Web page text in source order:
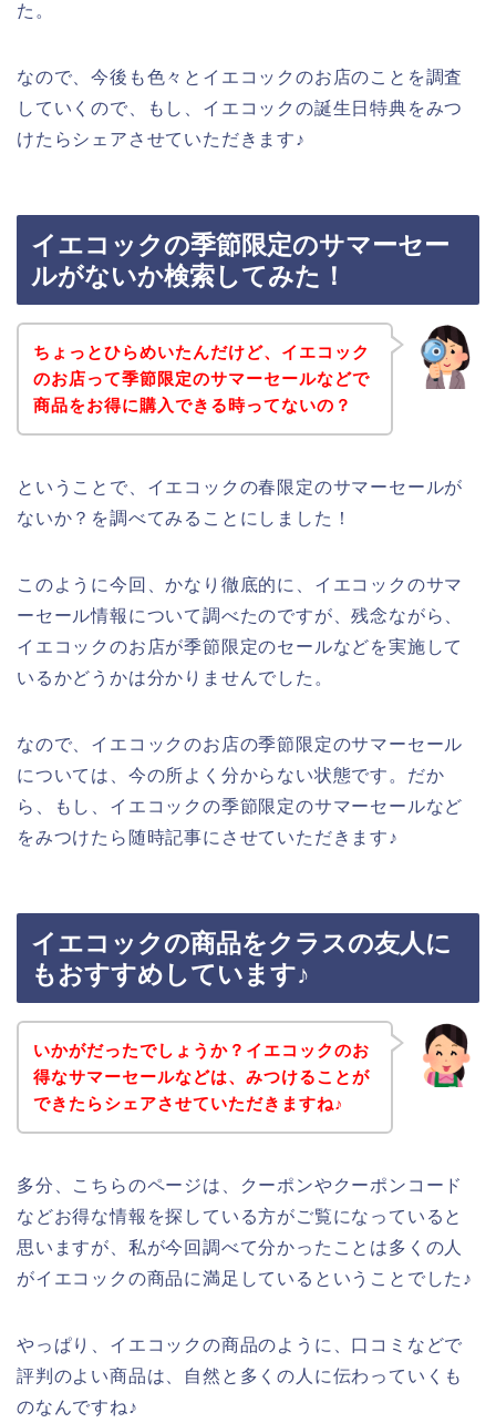
た。
なので、今後も色々とイエコックのお店のことを調査
していくので、もし、イエコックの誕生日特典をみつ
けたらシェアさせていただきます♪
イエコックの季節限定のサマーセー
ルがないか検索してみた！
ちょっとひらめいたんだけど、イエコック
のお店って季節限定のサマーセールなどで
商品をお得に購入できる時ってないの？
ということで、イエコックの春限定のサマーセールが
ないか？を調べてみることにしました！
このように今回、かなり徹底的に、イエコックのサマ
ーセール情報について調べたのですが、残念ながら、
イエコックのお店が季節限定のセールなどを実施して
いるかどうかは分かりませんでした。
なので、イエコックのお店の季節限定のサマーセール
については、今の所よく分からない状態です。だか
ら、もし、イエコックの季節限定のサマーセールなど
をみつけたら随時記事にさせていただきます♪
イエコックの商品をクラスの友人に
もおすすめしています♪
いかがだったでしょうか？イエコックのお
得なサマーセールなどは、みつけることが
できたらシェアさせていただきますね♪
多分、こちらのページは、クーポンやクーポンコード
などお得な情報を探している方がご覧になっていると
思いますが、私が今回調べて分かったことは多くの人
がイエコックの商品に満足しているということでした♪
やっぱり、イエコックの商品のように、口コミなどで
評判のよい商品は、自然と多くの人に伝わっていくも
のなんですね♪